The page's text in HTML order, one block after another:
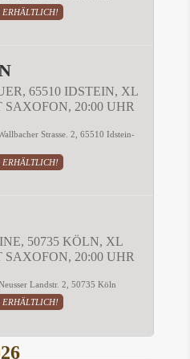
ERHÄLTLICH!
65510 IDSTEIN, XL
SAXOFON, 20:00 UHR
Strasse. 2, 65510 Idstein-
ERHÄLTLICH!
50735 KÖLN, XL
SAXOFON, 20:00 UHR
Landstr. 2, 50735 Köln
ERHÄLTLICH!